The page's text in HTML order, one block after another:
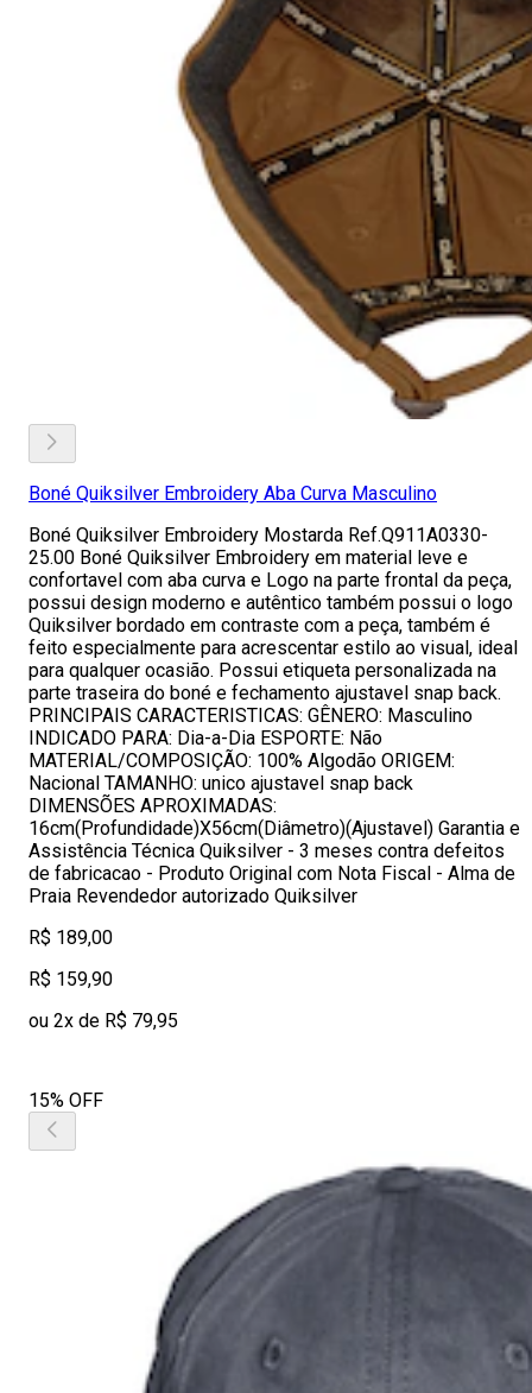
Boné Quiksilver Embroidery Aba Curva Masculino
Boné Quiksilver Embroidery Mostarda Ref.Q911A0330-
25.00 Boné Quiksilver Embroidery em material leve e
confortavel com aba curva e Logo na parte frontal da peça,
possui design moderno e autêntico também possui o logo
Quiksilver bordado em contraste com a peça, também é
feito especialmente para acrescentar estilo ao visual, ideal
para qualquer ocasião. Possui etiqueta personalizada na
parte traseira do boné e fechamento ajustavel snap back.
PRINCIPAIS CARACTERISTICAS: GÊNERO: Masculino
INDICADO PARA: Dia-a-Dia ESPORTE: Não
MATERIAL/COMPOSIÇÃO: 100% Algodão ORIGEM:
Nacional TAMANHO: unico ajustavel snap back
DIMENSÕES APROXIMADAS:
16cm(Profundidade)X56cm(Diâmetro)(Ajustavel) Garantia e
Assistência Técnica Quiksilver - 3 meses contra defeitos
de fabricacao - Produto Original com Nota Fiscal - Alma de
Praia Revendedor autorizado Quiksilver
R$ 189,00
R$ 159,90
ou 2x de R$ 79,95
15% OFF